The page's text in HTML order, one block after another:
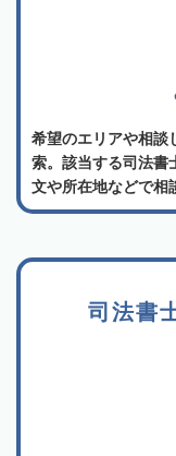
希望のエリアや相談
索。該当する司法書
文や所在地などで相
司法書